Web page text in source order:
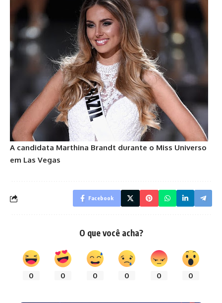
A candidata Marthina Brandt durante o Miss Universo
em Las Vegas
Facebook
O que você acha?
0 0 0 0 0 0